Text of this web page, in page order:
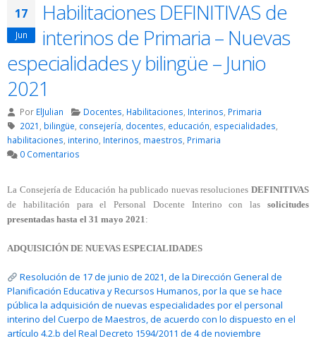
17
Jun
Habilitaciones DEFINITIVAS de
interinos de Primaria – Nuevas
especialidades y bilingüe – Junio
2021
Por ElJulian Docentes Habilitaciones Interinos Primaria
2021
bilingüe consejería docentes educación especialidades
habilitaciones, interino, Interinos, maestros, Primaria
0 Comentarios
La Consejería de Educación ha publicado nuevas resoluciones DEFINITIVAS
de habilitación para el Personal Docente Interino con las solicitudes
presentadas hasta el 31 mayo 2021:
ADQUISICIÓN DE NUEVAS ESPECIALIDADES
Resolución de 17 de junio de 2021, de la Dirección General de
Planificación Educativa y Recursos Humanos, por la que se hace
pública la adquisición de nuevas especialidades por el personal
interino del Cuerpo de Maestros, de acuerdo con lo dispuesto en el
artículo 4.2.b del Real Decreto 1594/2011 de 4 de noviembre